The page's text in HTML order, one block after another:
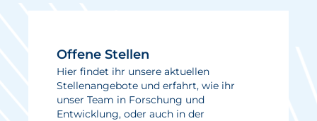
Offene Stellen
Hier findet ihr unsere aktuellen
Stellenangebote und erfahrt, wie ihr
unser Team in Forschung und
Entwicklung, oder auch in der